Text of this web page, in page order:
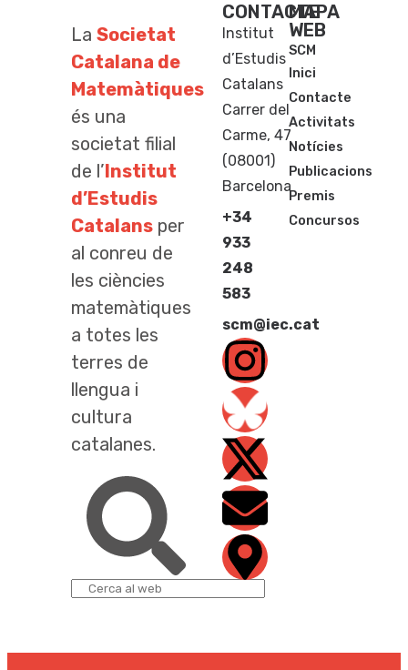
La Societat
Catalana de
Matemàtiques
és una
societat filial
de l’Institut
d’Estudis
Catalans per
al conreu de
les ciències
matemàtiques
a totes les
terres de
llengua i
cultura
catalanes.
CONTACTE
Institut
d’Estudis
Catalans
Carrer del
Carme, 47
(08001)
Barcelona
+34
933
248
583
scm@iec.cat
MAPA
WEB
SCM
Inici
Contacte
Activitats
Notícies
Publicacions
Premis
Concursos